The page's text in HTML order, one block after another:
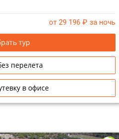
от 29 196 ₽ за ночь
тур
перелета
в офисе